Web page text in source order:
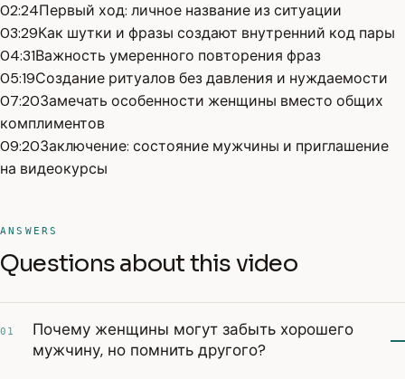
02:24Первый ход: личное название из ситуации
03:29Как шутки и фразы создают внутренний код пары
04:31Важность умеренного повторения фраз
05:19Создание ритуалов без давления и нуждаемости
07:20Замечать особенности женщины вместо общих
комплиментов
09:20Заключение: состояние мужчины и приглашение
на видеокурсы
ANSWERS
Questions about this video
01
Почему женщины могут забыть хорошего
мужчину, но помнить другого?